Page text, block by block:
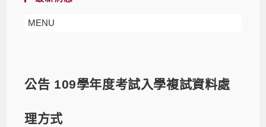
MENU
公告 109學年度考試入學複試資料處
理方式